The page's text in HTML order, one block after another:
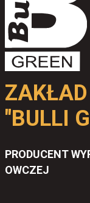
"BULLI
PRODUCENT
OWCZEJ